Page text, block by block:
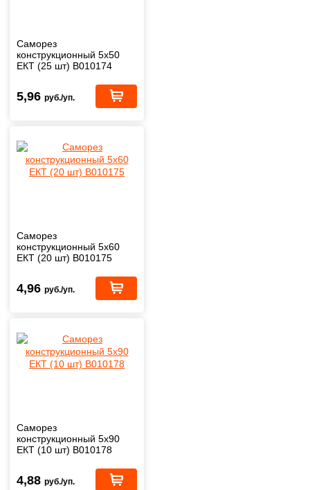
Саморез
конструкционный 5х50
ЕКТ (25 шт) B010174
5,96 руб./уп.
Саморез
конструкционный 5х60
ЕКТ (20 шт) B010175
4,96 руб./уп.
Саморез
конструкционный 5х90
ЕКТ (10 шт) B010178
4,88 руб./уп.